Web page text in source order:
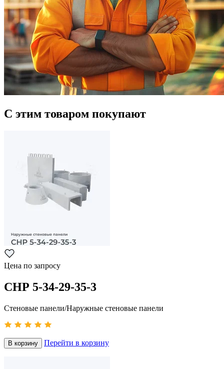
С этим товаром покупают
Цена по запросу
СНР 5-34-29-35-3
Стеновые панели/Наружные стеновые панели
В корзину Перейти в корзину